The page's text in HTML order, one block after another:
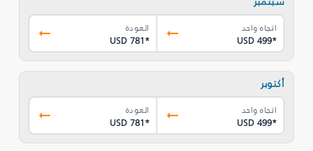
اتجاه واحد
USD 499*
العودة
USD 781*
أكتوبر
اتجاه واحد
USD 499*
العودة
USD 781*